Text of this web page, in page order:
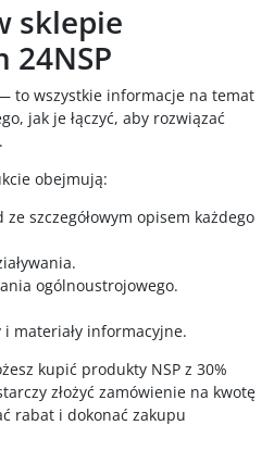
sklepie
to wszystkie informacje na temat
jak je łączyć, aby rozwiązać
obejmują:
ze szczegółowym opisem każdego
ogólnoustrojowego.
materiały informacyjne.
kupić produkty NSP z 30%
złożyć zamówienie na kwotę
rabat i dokonać zakupu